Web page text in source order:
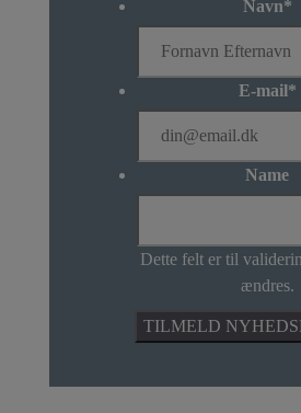
Navn*
E-mail*
Name
Dette felt er til
ændres.